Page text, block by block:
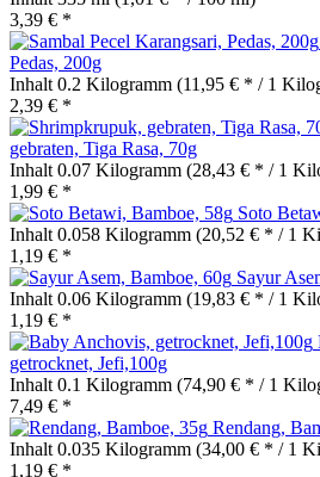
3,39 € *
Pedas, 200g
Inhalt 0.2 Kilogramm (11,95 € * / 1
2,39 € *
gebraten, Tiga Rasa, 70g
Inhalt 0.07 Kilogramm (28,43 € * / 1
1,99 € *
Soto
Inhalt 0.058 Kilogramm (20,52 € * / 1
1,19 € *
Sayur
Inhalt 0.06 Kilogramm (19,83 € * / 1
1,19 € *
getrocknet, Jefi,100g
Inhalt 0.1 Kilogramm (74,90 € * / 1
7,49 € *
Rendang,
Inhalt 0.035 Kilogramm (34,00 € * / 1
1,19 € *